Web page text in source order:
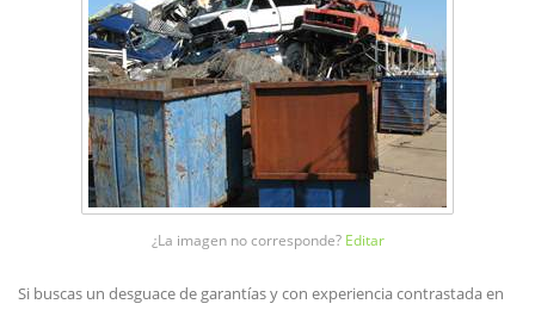
¿La imagen no corresponde? Editar
Si buscas un desguace de garantías y con experiencia contrastada en